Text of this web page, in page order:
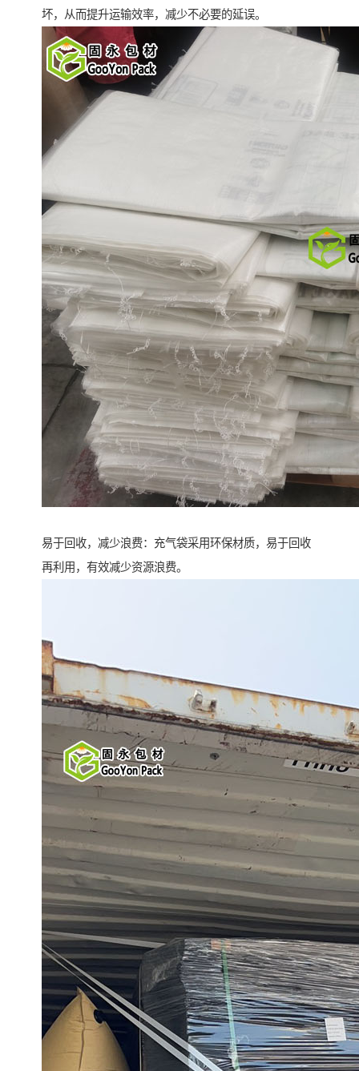
坏，从而提升运输效率，减少不必要的延误。
易于回收，减少浪费：充气袋采用环保材质，易于回收
再利用，有效减少资源浪费。